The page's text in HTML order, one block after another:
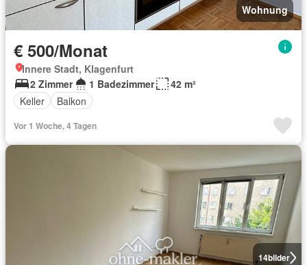
Wohnung
€ 500/Monat
Innere Stadt, Klagenfurt
2 Zimmer
1 Badezimmer
42 m²
Keller
Balkon
Vor 1 Woche, 4 Tagen
14bilder